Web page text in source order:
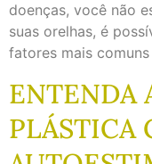
doenças, você não
suas orelhas, é
fatores mais
ENTENDA
PLÁSTICA